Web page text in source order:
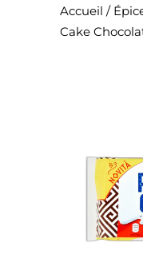
Accueil /
Cake